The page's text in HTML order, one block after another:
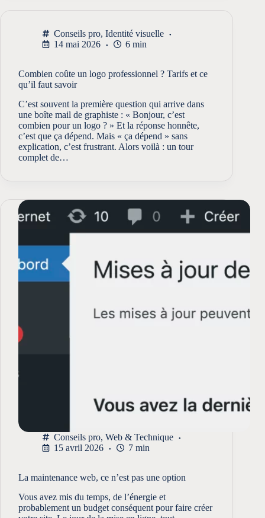
Conseils pro, Identité visuelle
14 mai 2026
6 min
Combien coûte un logo professionnel ? Tarifs et ce
qu’il faut savoir
C’est souvent la première question qui arrive dans
une boîte mail de graphiste : « Bonjour, c’est
combien pour un logo ? » Et la réponse honnête,
c’est que ça dépend. Mais « ça dépend » sans
explication, c’est frustrant. Alors voilà : un tour
complet de…
Conseils pro, Web & Technique
15 avril 2026
7 min
La maintenance web, ce n’est pas une option
Vous avez mis du temps, de l’énergie et
probablement un budget conséquent pour faire créer